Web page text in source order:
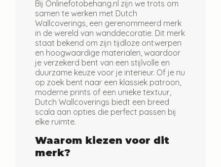
Bij Onlinefotobehang.nl zijn we trots om
samen te werken met Dutch
Wallcoverings , een gerenommeerd merk
in de wereld van wanddecoratie. Dit merk
staat bekend om zijn tijdloze ontwerpen
en hoogwaardige materialen, waardoor
je verzekerd bent van een stijlvolle en
duurzame keuze voor je interieur. Of je nu
op zoek bent naar een klassiek patroon,
moderne prints of een unieke textuur,
Dutch Wallcoverings biedt een breed
scala aan opties die perfect passen bij
elke ruimte.
Waarom kiezen voor dit
merk?